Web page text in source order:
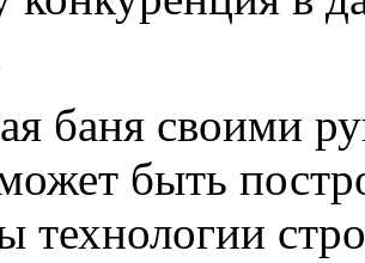
баня своими
быть
технологии